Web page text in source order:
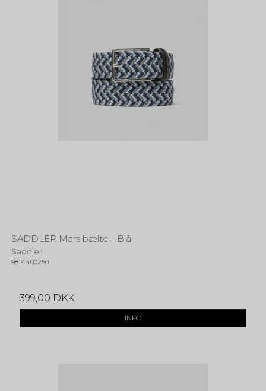
SADDLER Mars bælte - Blå
Saddler
9814400250
399,00 DKK
INFO